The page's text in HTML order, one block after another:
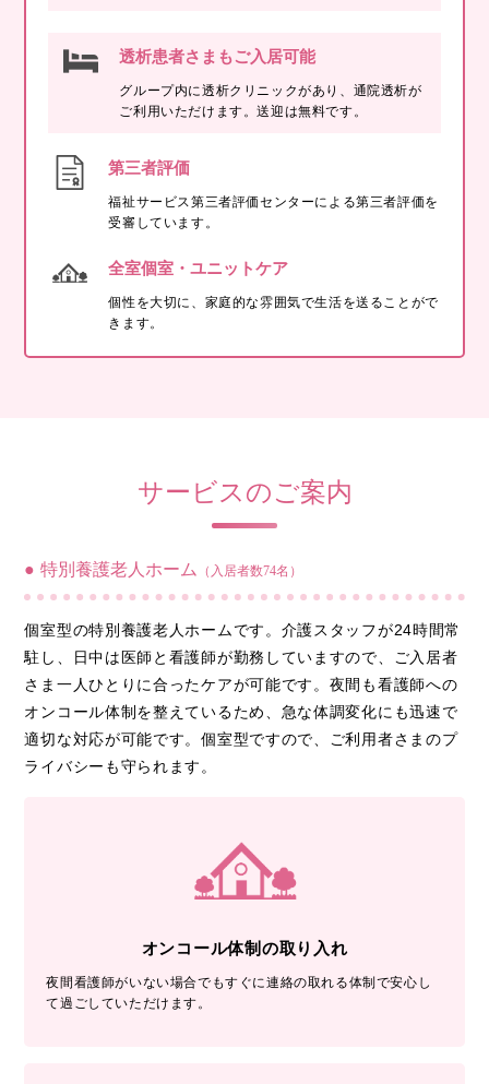
透析患者さまもご入居可能
グループ内に透析クリニックがあり、通院透析が
ご利用いただけます。送迎は無料です。
第三者評価
福祉サービス第三者評価センターによる第三者評価を
受審しています。
全室個室・ユニットケア
個性を大切に、家庭的な雰囲気で生活を送ることがで
きます。
サービスのご案内
特別養護老人ホーム （入居者数74名）
個室型の特別養護老人ホームです。介護スタッフが24時間常
駐し、日中は医師と看護師が勤務していますので、ご入居者
さま一人ひとりに合ったケアが可能です。夜間も看護師への
オンコール体制を整えているため、急な体調変化にも迅速で
適切な対応が可能です。個室型ですので、ご利用者さまのプ
ライバシーも守られます。
オンコール体制の取り入れ
夜間看護師がいない場合でもすぐに連絡の取れる体制で安心し
て過ごしていただけます。